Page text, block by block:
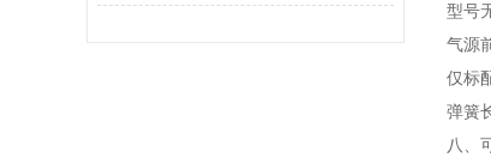
型号
气源
仅标
弹簧
八、